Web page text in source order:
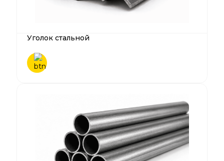
Уголок стальной